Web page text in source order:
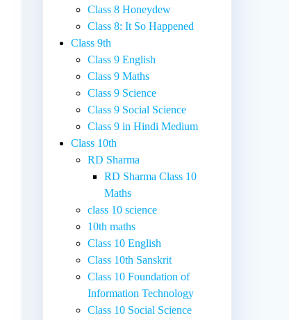
Class 8 Honeydew
Class 8: It So Happened
Class 9th
Class 9 English
Class 9 Maths
Class 9 Science
Class 9 Social Science
Class 9 in Hindi Medium
Class 10th
RD Sharma
RD Sharma Class 10
Maths
class 10 science
10th maths
Class 10 English
Class 10th Sanskrit
Class 10 Foundation of
Information Technology
Class 10 Social Science